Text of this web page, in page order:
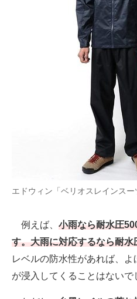
エドウィン「ベリオスレインスー
例えば、 小雨なら耐水圧
す。大雨に対応するなら耐
レベルの防水性があれば、
が浸入してくることはないで